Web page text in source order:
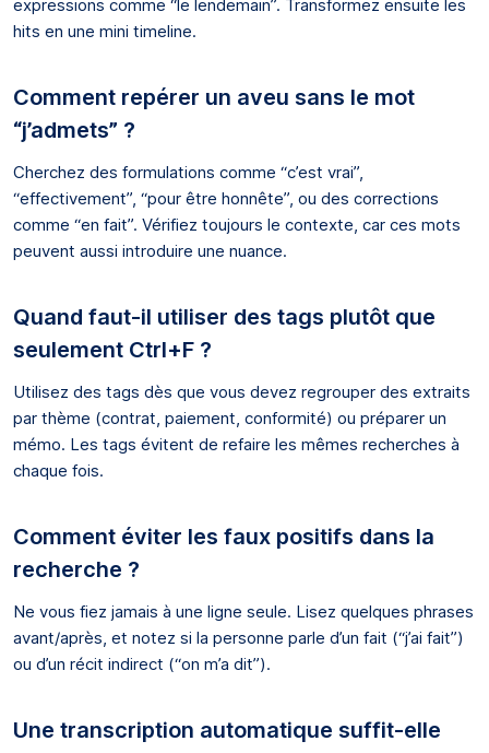
expressions comme “le lendemain”. Transformez ensuite les
hits en une mini timeline.
Comment repérer un aveu sans le mot
“j’admets” ?
Cherchez des formulations comme “c’est vrai”,
“effectivement”, “pour être honnête”, ou des corrections
comme “en fait”. Vérifiez toujours le contexte, car ces mots
peuvent aussi introduire une nuance.
Quand faut-il utiliser des tags plutôt que
seulement Ctrl+F ?
Utilisez des tags dès que vous devez regrouper des extraits
par thème (contrat, paiement, conformité) ou préparer un
mémo. Les tags évitent de refaire les mêmes recherches à
chaque fois.
Comment éviter les faux positifs dans la
recherche ?
Ne vous fiez jamais à une ligne seule. Lisez quelques phrases
avant/après, et notez si la personne parle d’un fait (“j’ai fait”)
ou d’un récit indirect (“on m’a dit”).
Une transcription automatique suffit-elle